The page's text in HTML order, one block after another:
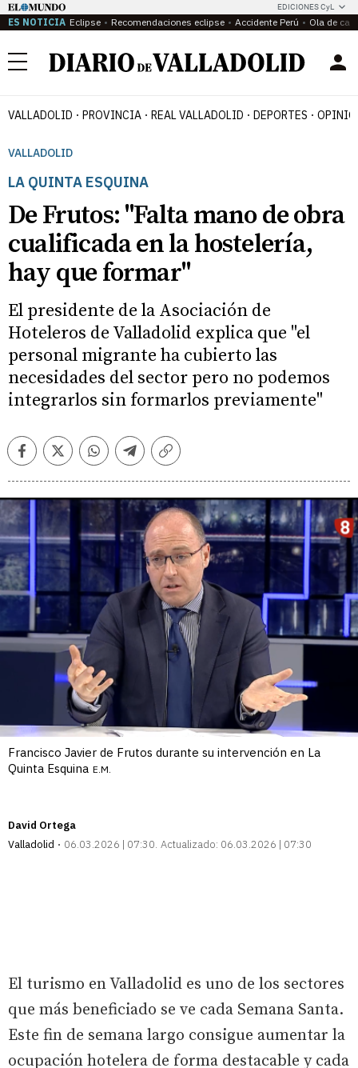
EDICIONES CyL
ES NOTICIA Eclipse Recomendaciones eclipse Accidente Perú Ola de
Menú
VALLADOLID PROVINCIA REAL VALLADOLID DEPORTES
VALLADOLID
LA QUINTA ESQUINA
De Frutos: "Falta mano de obra
cualificada en la hostelería,
hay que formar"
El presidente de la Asociación de
Hoteleros de Valladolid explica que "el
personal migrante ha cubierto las
necesidades del sector pero no podemos
integrarlos sin formarlos previamente"
FacebookTwitterWhatsappTelegramCopiar
Francisco Javier de Frutos durante su intervención en La
Quinta Esquina E.M.
David Ortega
Valladolid
06.03.2026 | 07:30 Actualizado: 06.03.2026 | 07:30
El turismo en Valladolid es uno de los sectores
que más beneficiado se ve cada Semana Santa.
Este fin de semana largo consigue aumentar la
ocupación hotelera de forma destacable y cada